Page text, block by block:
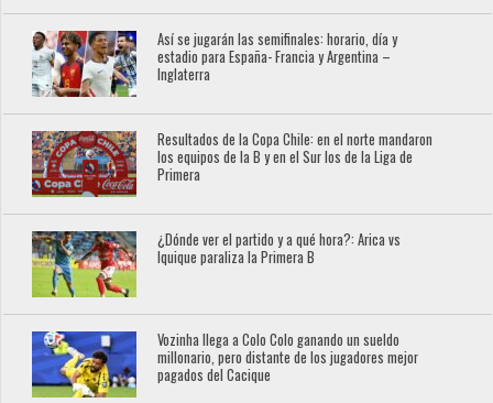
Así se jugarán las semifinales: horario, día y
estadio para España- Francia y Argentina –
Inglaterra
Resultados de la Copa Chile: en el norte mandaron
los equipos de la B y en el Sur los de la Liga de
Primera
¿Dónde ver el partido y a qué hora?: Arica vs
Iquique paraliza la Primera B
Vozinha llega a Colo Colo ganando un sueldo
millonario, pero distante de los jugadores mejor
pagados del Cacique